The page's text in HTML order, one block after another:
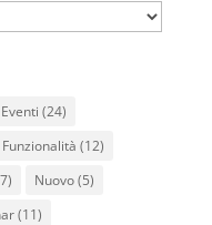
Eventi (24)
Funzionalità (12)
Nuovo(5)
(11)